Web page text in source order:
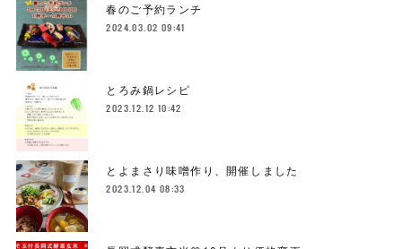
春のご予約ランチ
2024.03.02 09:41
とろみ鍋レシピ
2023.12.12 10:42
とよまさり味噌作り、開催しました
2023.12.04 08:33